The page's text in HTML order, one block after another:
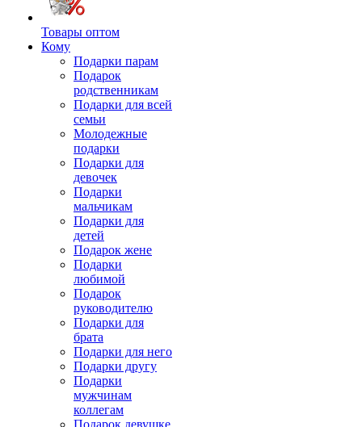
Товары оптом
Кому
Подарки парам
Подарок
родственникам
Подарки для всей
семьи
Молодежные
подарки
Подарки для
девочек
Подарки
мальчикам
Подарки для
детей
Подарок жене
Подарки
любимой
Подарок
руководителю
Подарки для
брата
Подарки для него
Подарки другу
Подарки
мужчинам
коллегам
Подарок девушке